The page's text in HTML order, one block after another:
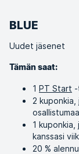
BLUE
Uudet jäsenet
Tämän saat:
1 PT Start
2
1
kanssasi
20 %